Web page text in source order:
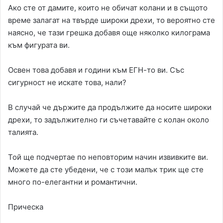
Ако сте от дамите, които не обичат колани и в същото
време залагат на твърде широки дрехи, то вероятно сте
наясно, че тази грешка добавя още няколко килограма
към фигурата ви.
Освен това добавя и години към ЕГН-то ви. Със
сигурност не искате това, нали?
В случай че държите да продължите да носите широки
дрехи, то задължително ги съчетавайте с колан около
талията.
Той ще подчертае по неповторим начин извивките ви.
Можете да сте убедени, че с този малък трик ще сте
много по-елегантни и романтични.
Прическа